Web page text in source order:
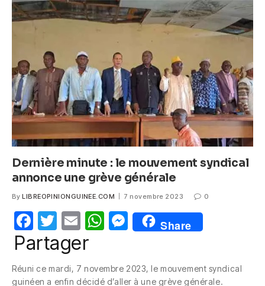
b
o
o
k
A
p
p
n
g
er
Dernière minute : le mouvement syndical
annonce une grève générale
By LIBREOPINIONGUINEE.COM 7 novembre 2023 0
F
a
e
T
w
itt
er
E
m
W
s
M
e
e
Share
Partager
Réuni ce mardi, 7 novembre 2023, le mouvement syndical
guinéen a enfin décidé d’aller à une grève générale.